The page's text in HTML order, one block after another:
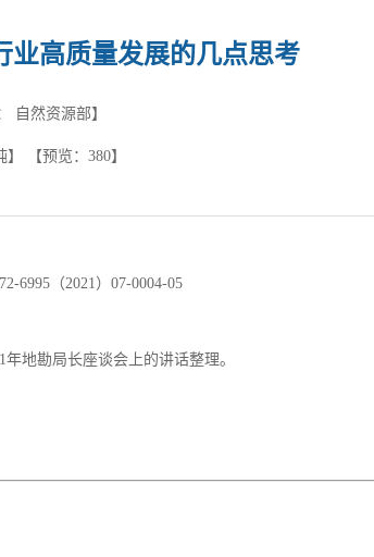
业高质量发展的几点思考
自然资源部】
【预览： 380】
6995（2021）07-0004-05
地勘局长座谈会上的讲话整理。